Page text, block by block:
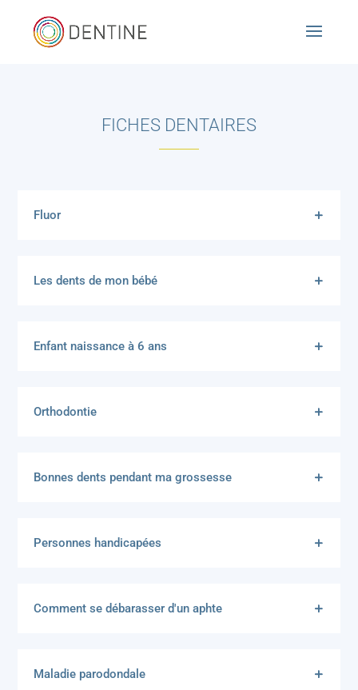
FICHES DENTAIRES
Fluor
Les dents de mon bébé
Enfant naissance à 6 ans
Orthodontie
Bonnes dents pendant ma grossesse
Personnes handicapées
Comment se débarasser d'un aphte
Maladie parodondale